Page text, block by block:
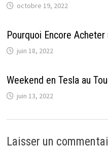
octobre 19, 2022
Pourquoi Encore
juin 18, 2022
Weekend en Tesla au
juin 13, 2022
Laisser un